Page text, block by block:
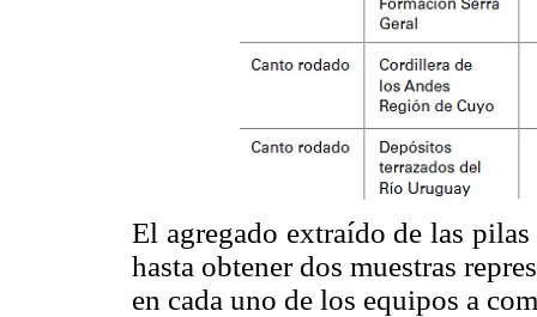
El agregado extraído de las
hasta obtener dos muestras
en cada uno de los equipos a